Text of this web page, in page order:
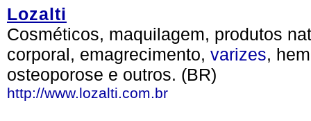
Lozalti
Cosméticos, maquilagem, produtos
corporal, emagrecimento, varizes,
osteoporose e outros. (BR)
http://www.lozalti.com.br